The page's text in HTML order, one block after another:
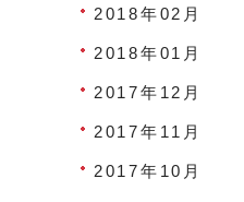
2018年02月
2018年01月
2017年12月
2017年11月
2017年10月